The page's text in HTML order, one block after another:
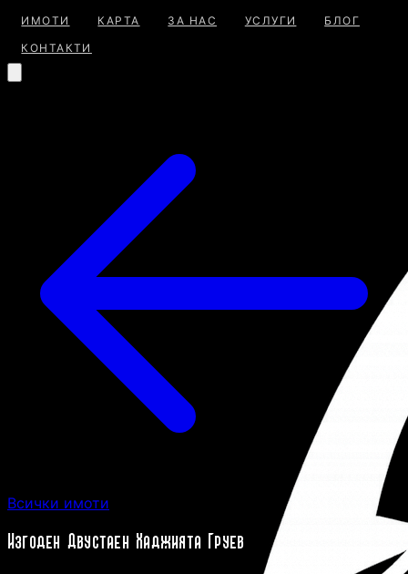
ИМОТИ КАРТА ЗА НАС УСЛУГИ
БЛОГ
КОНТАКТИ
Всички имоти
Изгоден Двустаен Хаджията Груев